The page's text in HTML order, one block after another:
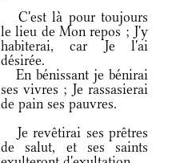
C'est là pour toujours
le lieu de Mon repos ; J'y
habiterai, car Je l'ai
désirée.
En bénissant je bénirai
ses vivres ; Je rassasierai
de pain ses pauvres.
Je revêtirai ses prêtres
de salut, et ses saints